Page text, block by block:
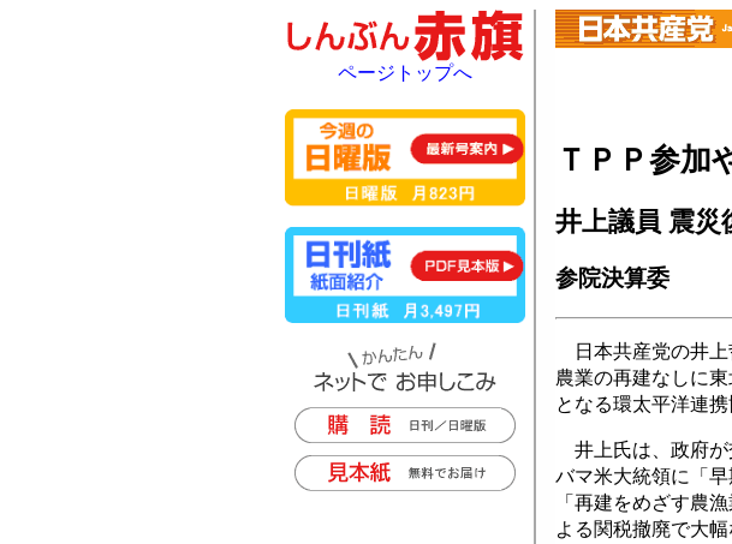
ＴＰＰ参加
井上議員 震災
参院決算委
日本共産党の井上
農業の再建なしに
となる環太平洋連
井上氏は、政府が
バマ米大統領に「
「再建をめざす農
よる関税撤廃で大
ページトップへ